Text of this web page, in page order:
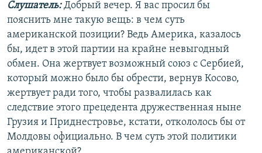
Слушатель:Добрый вечер. Я вас просил бы
пояснить мне такую вещь: в чем суть
американской позиции? Ведь Америка, казалось
бы, идет в этой партии на крайне невыгодный
обмен. Она жертвует возможный союз с Сербией,
который можно было бы обрести, вернув Косово,
жертвует ради того, чтобы развалилась как
следствие этого прецедента дружественная ныне
Грузия и Приднестровье, кстати, откололось бы от
Молдовы официально. В чем суть этой политики